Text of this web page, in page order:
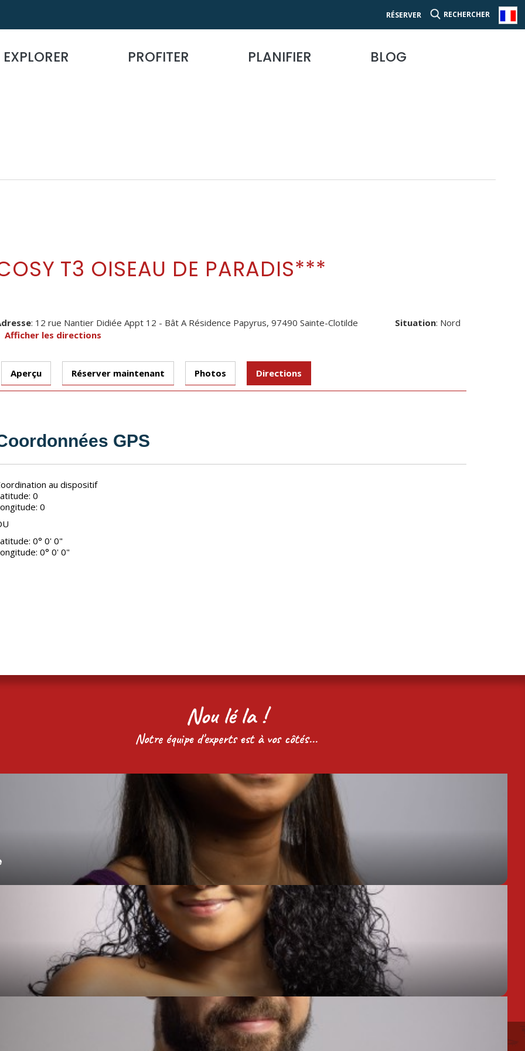
RÉSERVER RECHERCHER
EXPLORER PROFITER PLANIFIER BLOG
T3 OISEAU DE PARADIS***
: 12 rue Nantier Didiée Appt 12 - Bât A Résidence Papyrus, 97490 Sainte-Clotilde Situation: Nord
Afficher les directions
Aperçu Réserver maintenant Photos Directions
GPS
au dispositif
0
0
0° 0' 0"
0° 0' 0"
Nou lé la !
Notre équipe d'experts est à vos côtés...
Chargée de Mission Produits / Evénementiels
Politique de
Politique d'utilisation des